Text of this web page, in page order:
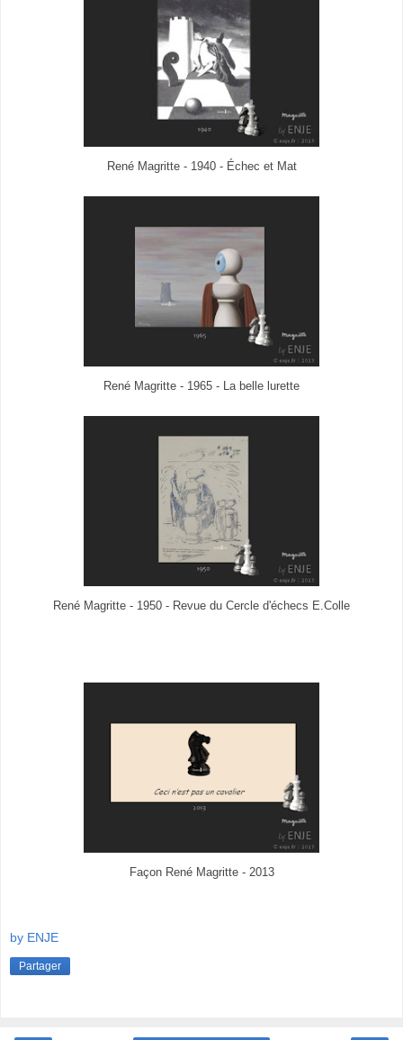
René Magritte - 1940 - Échec et Mat
René Magritte - 1965 - La belle lurette
René Magritte - 1950 - Revue du Cercle d'échecs E.Colle
Façon René Magritte - 2013
by ENJE
Partager